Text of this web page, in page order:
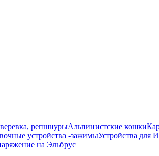
репшнурыАльпинистские кошки
устройства -зажимыУстройства для
на Эльбрус